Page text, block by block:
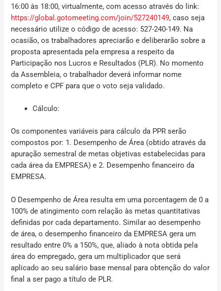
16:00 às 18:00, virtualmente, com acesso através do link:
https://global.gotomeeting.com/join/527240149, caso seja
necessário utilize ocódigo de acesso: 527-240-149. Na
ocasião, os trabalhadores apreciarão e deliberarão sobre a
proposta apresentada pela empresa a respeitoda
Participação nos Lucros e Resultados (PLR). No momento
da Assembleia, o trabalhador deverá informar nome
completo e CPF para que o voto seja validado.
Cálculo:
Os componentes variáveis para cálculo da PPR serão
compostos por: 1. Desempenho de Área (obtido através da
apuração semestral de metas objetivas estabelecidas para
cada área da EMPRESA) e 2. Desempenho financeiro da
EMPRESA.
O Desempenho de Área resulta em uma porcentagem de 0 a
100% de atingimento com relação às metas quantitativas
definidas por cada departamento. Similar ao desempenho
de área, o desempenho financeiro da EMPRESA gera um
resultado entre 0% a 150%, que, aliado à nota obtida pela
área do empregado, gera um multiplicador que será
aplicado ao seu salário base mensal para obtenção do valor
final a ser pago a título de PLR.